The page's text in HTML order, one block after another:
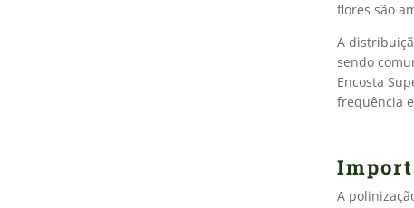
flores são
A
sendo
Encosta
frequência
A